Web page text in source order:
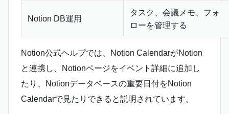
Notion DB運用
タスク、会議メモ、フォ
ローを管理する
Notion公式ヘルプでは、Notion CalendarがNotion
と連携し、Notionページをイベント詳細に追加し
たり、Notionデータベースの重要日付をNotion
Calendarで見たりできると説明されています。